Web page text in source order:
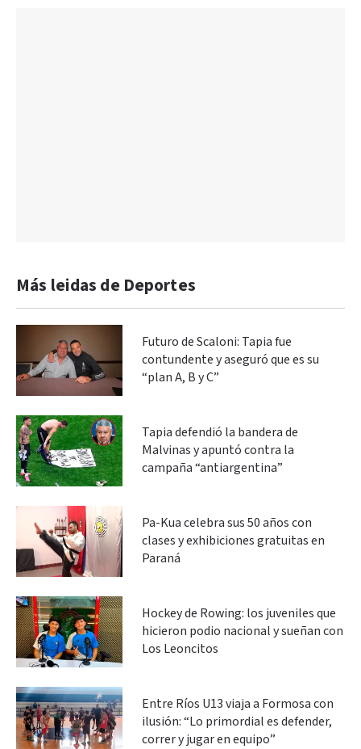
Más leidas de Deportes
Futuro de Scaloni: Tapia fue
contundente y aseguró que es su
“plan A, B y C”
Tapia defendió la bandera de
Malvinas y apuntó contra la
campaña “antiargentina”
Pa-Kua celebra sus 50 años con
clases y exhibiciones gratuitas en
Paraná
Hockey de Rowing: los juveniles que
hicieron podio nacional y sueñan con
Los Leoncitos
Entre Ríos U13 viaja a Formosa con
ilusión: “Lo primordial es defender,
correr y jugar en equipo”